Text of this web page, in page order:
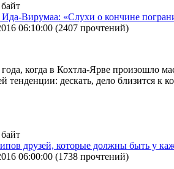
Вирумаа: «Слухи о кончине
06:10:00 (2407 прочтений)
когда в Кохтла-Ярве произошло
тенденции: дескать, дело близится к
друзей, которые должны быть у
06:00:00 (1738 прочтений)